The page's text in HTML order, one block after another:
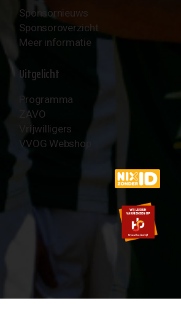
Sponsornieuws
Sponsoroverzicht
Meer informatie
Uitgelicht
Programma
ZAVO
Vrijwilligers
VVOG Webshop